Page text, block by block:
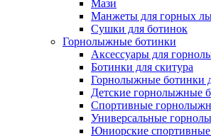
Мази
Манжеты для горных
Сушки для ботинок
Горнолыжные ботинки
Аксессуары для
Ботинки для скитура
Горнолыжные ботинки
Детские горнолыжные
Спортивные
Универсальные
Юниорские